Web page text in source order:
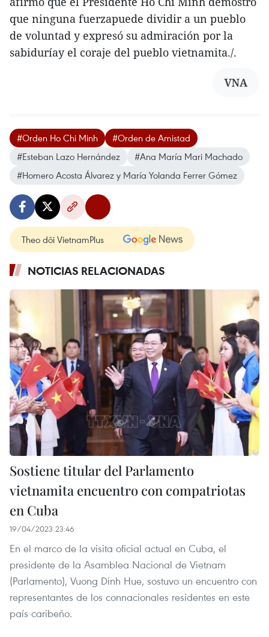
que ninguna fuerzapuede dividir a un pueblo
de voluntad y expresó su admiración por la
sabiduríay el coraje del pueblo vietnamita./.
VNA
#Orden Ho Chi Minh
#Orden de Amistad
#Esteban Lazo Hernández
#Ana María Mari Machado
#Homero Acosta Álvarez y María Yolanda Ferrer Gómez
Theo dõi VietnamPlus
NOTICIAS RELACIONADAS
Sostiene titular del Parlamento
vietnamita encuentro con compatriotas
en Cuba
19/04/2023 23:46
En el marco de la visita oficial actual en Cuba, el
presidente de la Asamblea Nacional de Vietnam
(Parlamento), Vuong Dinh Hue, sostuvo un encuentro con
representantes de los connacionales residentes en este
país caribeño.